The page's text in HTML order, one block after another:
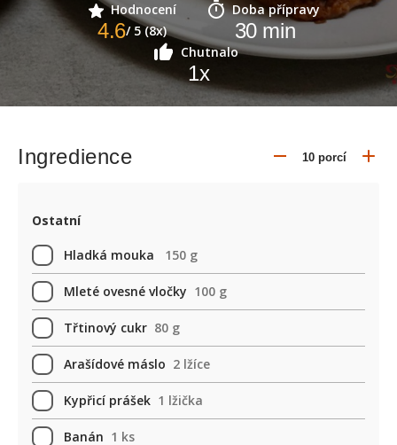
Hodnocení
4.6/ 5 (8x)
Doba přípravy
30min
Chutnalo
1x
Ingredience
Ostatní
Hladká mouka 150 g
Mleté ovesné vločky 100 g
Třtinový cukr 80 g
Arašídové máslo 2 lžíce
Kypřicí prášek 1 lžička
Banán 1 ks